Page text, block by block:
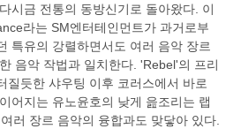
시금 전통의 동방신기로 돌아왔다. 이
라는 SM엔터테인먼트가 과거로부
특유의 강렬하면서도 여러 음악 장르
음악 작법과 일치한다. 'Rebel'의 프리
질듯한 샤우팅 이후 코러스에서 바로
어지는 유노윤호의 낮게 읊조리는 랩
러 장르 음악의 융합과도 맞닿아 있다.